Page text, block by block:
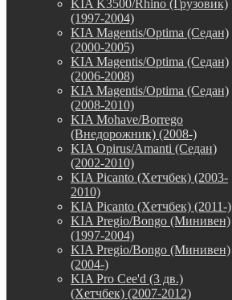
KIA K3500/Rhino (Грузовик)
(1997-2004)
KIA Magentis/Optima (Седан)
(2000-2005)
KIA Magentis/Optima (Седан)
(2006-2008)
KIA Magentis/Optima (Седан)
(2008-2010)
KIA Mohave/Borrego
(Внедорожник) (2008-)
KIA Opirus/Amanti (Седан)
(2002-2010)
KIA Picanto (Хетчбек) (2003-
2010)
KIA Picanto (Хетчбек) (2011-)
KIA Pregio/Bongo (Минивен)
(1997-2004)
KIA Pregio/Bongo (Минивен)
(2004-)
KIA Pro Cee'd (3 дв.)
(Хетчбек) (2007-2012)